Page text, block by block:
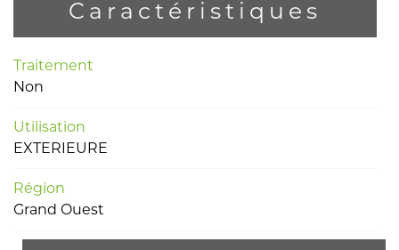
Caractéristiques
Traitement
Non
Utilisation
EXTERIEURE
Région
Grand Ouest